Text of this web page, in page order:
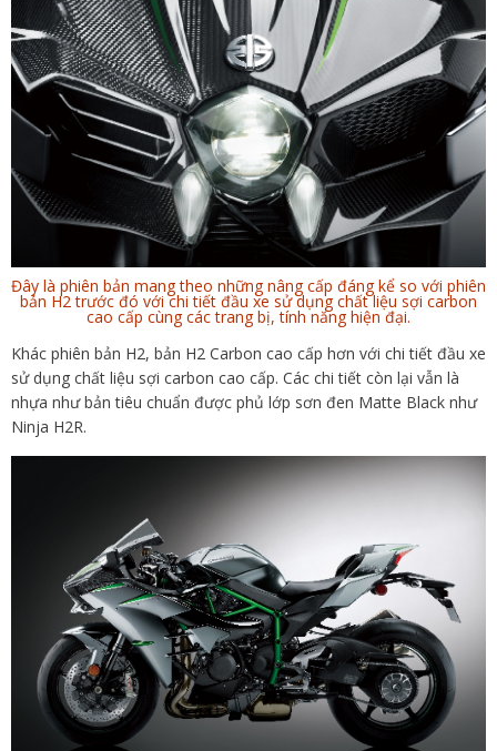
Đây là phiên bản mang theo những nâng cấp đáng kể so với phiên
bản H2 trước đó với chi tiết đầu xe sử dụng chất liệu sợi carbon
cao cấp cùng các trang bị, tính năng hiện đại.
Khác phiên bản H2, bản H2 Carbon cao cấp hơn với chi tiết đầu xe
sử dụng chất liệu sợi carbon cao cấp. Các chi tiết còn lại vẫn là
nhựa như bản tiêu chuẩn được phủ lớp sơn đen Matte Black như
Ninja H2R.